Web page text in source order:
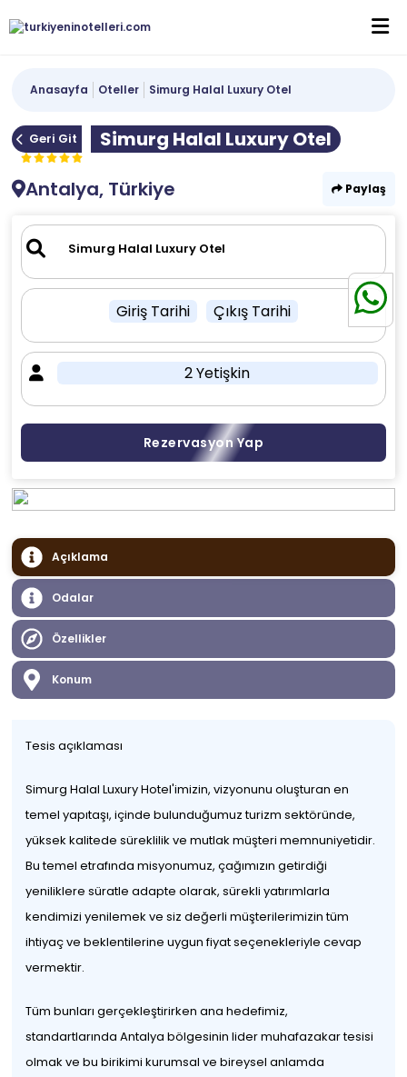
Anasayfa Oteller Simurg Halal Luxury Otel
Geri Git
Simurg Halal Luxury Otel
Antalya, Türkiye
Paylaş
Giriş Tarihi Çıkış Tarihi
2 Yetişkin
Rezervasyon Yap
Açıklama
Odalar
Özellikler
Konum
Tesis açıklaması
Simurg Halal Luxury Hotel'imizin, vizyonunu oluşturan en
temel yapıtaşı, içinde bulunduğumuz turizm sektöründe,
yüksek kalitede süreklilik ve mutlak müşteri memnuniyetidir.
Bu temel etrafında misyonumuz, çağımızın getirdiği
yeniliklere süratle adapte olarak, sürekli yatırımlarla
kendimizi yenilemek ve siz değerli müşterilerimizin tüm
ihtiyaç ve beklentilerine uygun fiyat seçenekleriyle cevap
vermektir.
Tüm bunları gerçekleştirirken ana hedefimiz,
standartlarında Antalya bölgesinin lider muhafazakar tesisi
olmak ve bu birikimi kurumsal ve bireysel anlamda